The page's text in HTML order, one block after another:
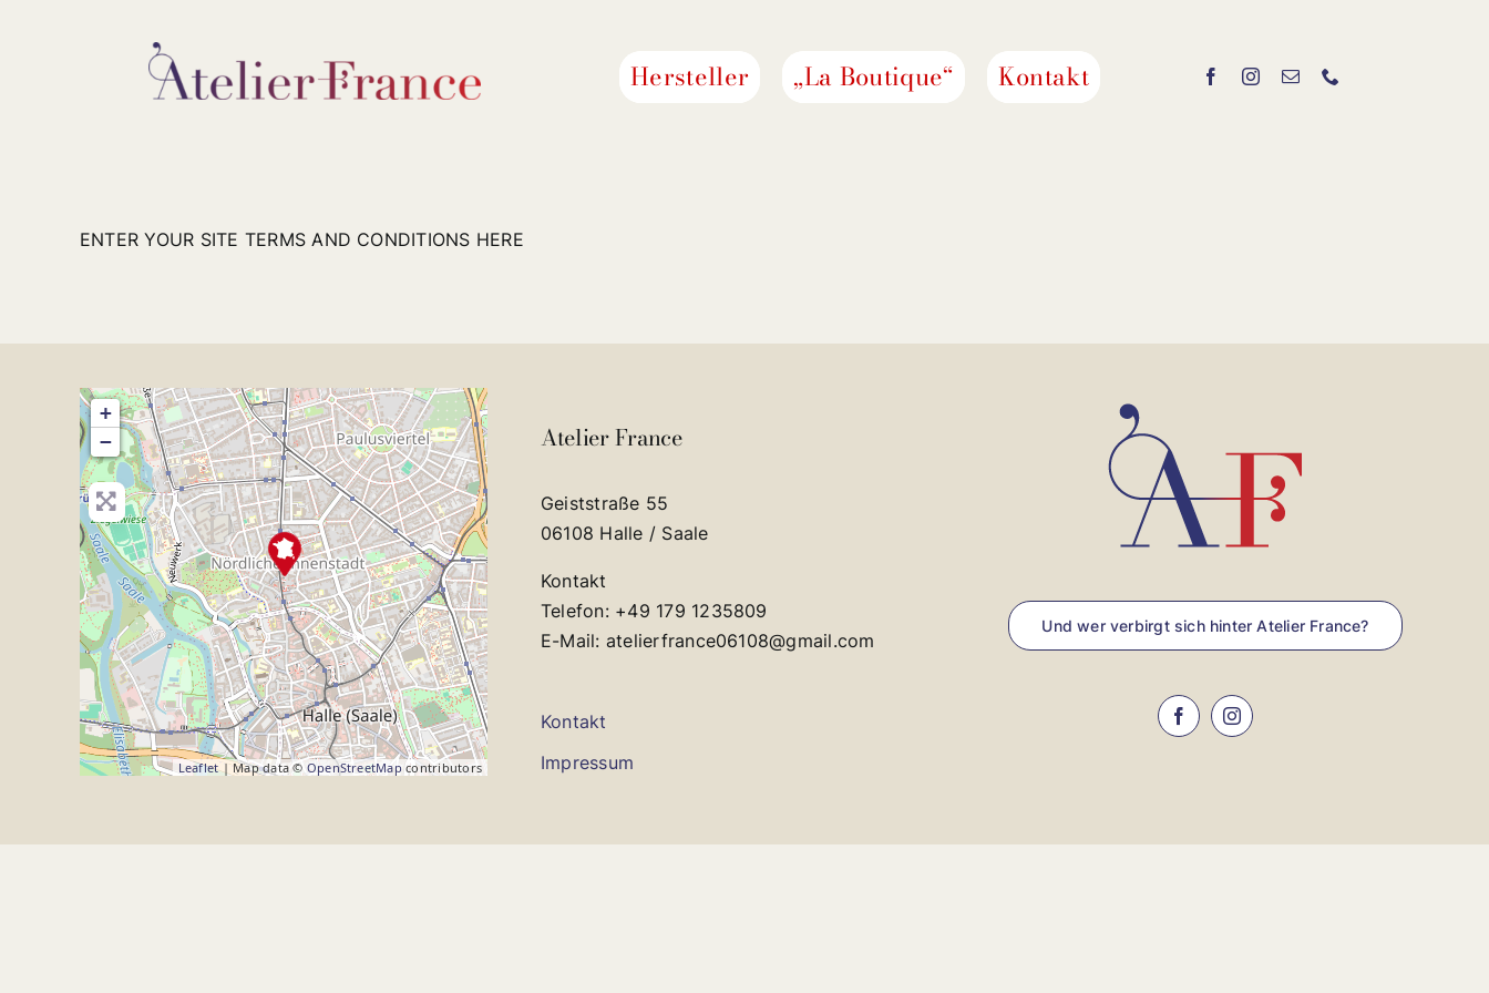
Hersteller „La Boutique“ Kontakt
ENTER YOUR SITE TERMS AND CONDITIONS HERE
+
−
Leaflet| Map data © OpenStreetMapcontributors
Atelier France
Geiststraße 55
06108 Halle / Saale
Kontakt
Telefon: +49 179 1235809
E-Mail: atelierfrance06108@gmail.com
Kontakt
Impressum
Und wer verbirgt sich hinter Atelier France?